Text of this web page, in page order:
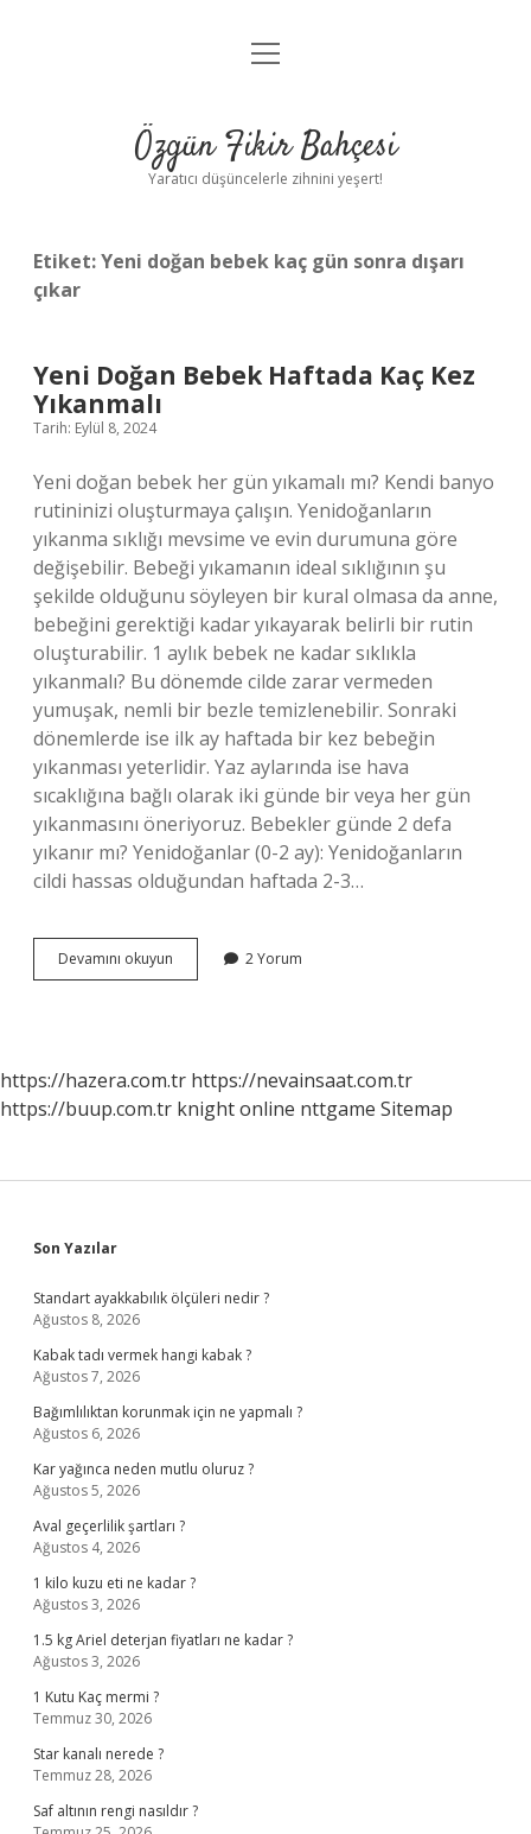
Anasayfa
Yasal Uyarı
menüyü
Özgün Fikir Bahçesi
Yaratıcı düşüncelerle zihnini yeşert!
Etiket:Yeni doğan bebek kaç gün sonra dışarı
çıkar
Yeni Doğan Bebek Haftada Kaç Kez
Yıkanmalı
Tarih: Eylül 8, 2024
Yeni doğan bebek her gün yıkamalı mı? Kendi banyo
rutininizi oluşturmaya çalışın. Yenidoğanların
yıkanma sıklığı mevsime ve evin durumuna göre
değişebilir. Bebeği yıkamanın ideal sıklığının şu
şekilde olduğunu söyleyen bir kural olmasa da anne,
bebeğini gerektiği kadar yıkayarak belirli bir rutin
oluşturabilir. 1 aylık bebek ne kadar sıklıkla
yıkanmalı? Bu dönemde cilde zarar vermeden
yumuşak, nemli bir bezle temizlenebilir. Sonraki
dönemlerde ise ilk ay haftada bir kez bebeğin
yıkanması yeterlidir. Yaz aylarında ise hava
sıcaklığına bağlı olarak iki günde bir veya her gün
yıkanmasını öneriyoruz. Bebekler günde 2 defa
yıkanır mı? Yenidoğanlar (0-2 ay): Yenidoğanların
cildi hassas olduğundan haftada 2-3…
Devamını okuyun
Doğan
Yıkanmalı
2 Yorum
https://hazera.com.tr https://nevainsaat.com.tr
https://buup.com.tr knight online nttgame Sitemap
Sidebar
Son Yazılar
Standart ayakkabılık ölçüleri nedir ?
Ağustos 8, 2026
Kabak tadı vermek hangi kabak ?
Ağustos 7, 2026
Bağımlılıktan korunmak için ne yapmalı ?
Ağustos 6, 2026
Kar yağınca neden mutlu oluruz ?
Ağustos 5, 2026
Aval geçerlilik şartları ?
Ağustos 4, 2026
1 kilo kuzu eti ne kadar ?
Ağustos 3, 2026
1.5 kg Ariel deterjan fiyatları ne kadar ?
Ağustos 3, 2026
1 Kutu Kaç mermi ?
Temmuz 30, 2026
Star kanalı nerede ?
Temmuz 28, 2026
Saf altının rengi nasıldır ?